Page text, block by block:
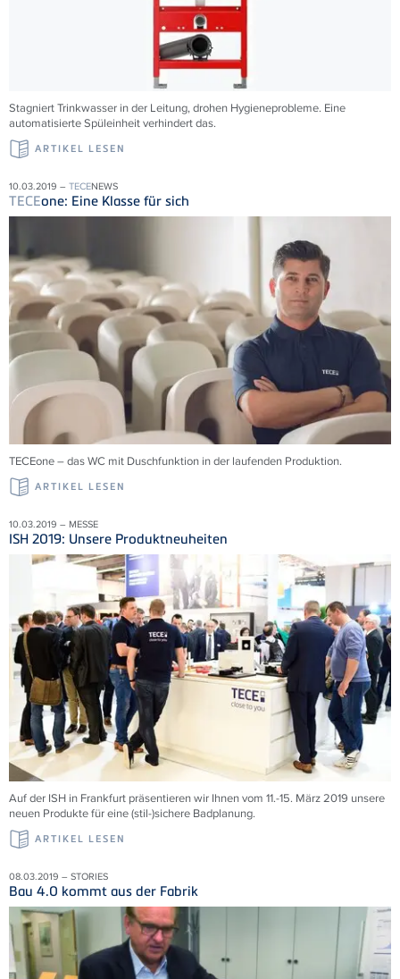
Stagniert Trinkwasser in der Leitung, drohen Hygieneprobleme. Eine
automatisierte Spüleinheit verhindert das.
ARTIKEL LESEN
10.03.2019 – TECENEWS
TECEone: Eine Klasse für sich
TECEone – das WC mit Duschfunktion in der laufenden Produktion.
ARTIKEL LESEN
10.03.2019 – MESSE
ISH 2019: Unsere Produktneuheiten
Auf der ISH in Frankfurt präsentieren wir Ihnen vom 11.-15. März 2019 unsere
neuen Produkte für eine (stil-)sichere Badplanung.
ARTIKEL LESEN
08.03.2019 – STORIES
Bau 4.0 kommt aus der Fabrik